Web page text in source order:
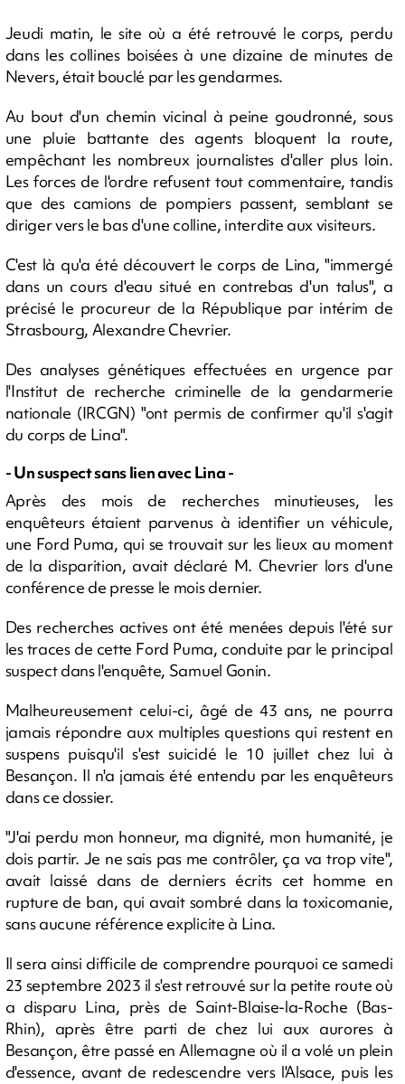
Jeudi matin, le site où a été retrouvé le corps, perdu
dans les collines boisées à une dizaine de minutes de
Nevers, était bouclé par les gendarmes.
Au bout d'un chemin vicinal à peine goudronné, sous
une pluie battante des agents bloquent la route,
empêchant les nombreux journalistes d'aller plus loin.
Les forces de l'ordre refusent tout commentaire, tandis
que des camions de pompiers passent, semblant se
diriger vers le bas d'une colline, interdite aux visiteurs.
C'est là qu'a été découvert le corps de Lina, "immergé
dans un cours d'eau situé en contrebas d'un talus", a
précisé le procureur de la République par intérim de
Strasbourg, Alexandre Chevrier.
Des analyses génétiques effectuées en urgence par
l'Institut de recherche criminelle de la gendarmerie
nationale (IRCGN) "ont permis de confirmer qu'il s'agit
du corps de Lina".
- Un suspect sans lien avec Lina -
Après des mois de recherches minutieuses, les
enquêteurs étaient parvenus à identifier un véhicule,
une Ford Puma, qui se trouvait sur les lieux au moment
de la disparition, avait déclaré M. Chevrier lors d'une
conférence de presse le mois dernier.
Des recherches actives ont été menées depuis l'été sur
les traces de cette Ford Puma, conduite par le principal
suspect dans l'enquête, Samuel Gonin.
Malheureusement celui-ci, âgé de 43 ans, ne pourra
jamais répondre aux multiples questions qui restent en
suspens puisqu'il s'est suicidé le 10 juillet chez lui à
Besançon. Il n'a jamais été entendu par les enquêteurs
dans ce dossier.
"J'ai perdu mon honneur, ma dignité, mon humanité, je
dois partir. Je ne sais pas me contrôler, ça va trop vite",
avait laissé dans de derniers écrits cet homme en
rupture de ban, qui avait sombré dans la toxicomanie,
sans aucune référence explicite à Lina.
Il sera ainsi difficile de comprendre pourquoi ce samedi
23 septembre 2023 il s'est retrouvé sur la petite route où
a disparu Lina, près de Saint-Blaise-la-Roche (Bas-
Rhin), après être parti de chez lui aux aurores à
Besançon, être passé en Allemagne où il a volé un plein
d'essence, avant de redescendre vers l'Alsace, puis les